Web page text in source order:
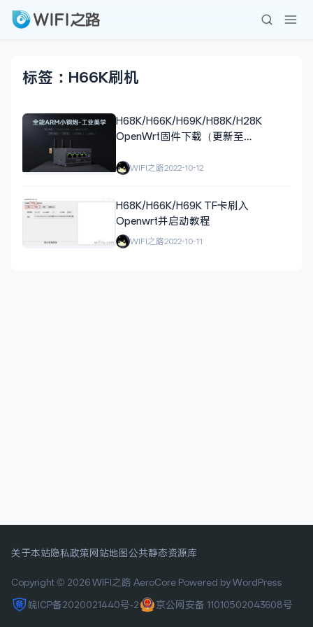
标签：H66K刷机
H68K/H66K/H69K/H88K/H28K
OpenWrt固件下载（更新至
WIFI之路2022-10-12
H68K/H66K/H69K TF卡刷入
Openwrt并启动教程
WIFI之路2022-10-11
关于本站隐私政策网站地图 公共静态资源库
Copyright © 2026 WIFI之路 AeroCore Powered by WordPress
皖ICP备2020021440号-2
京公网安备 11010502043608号